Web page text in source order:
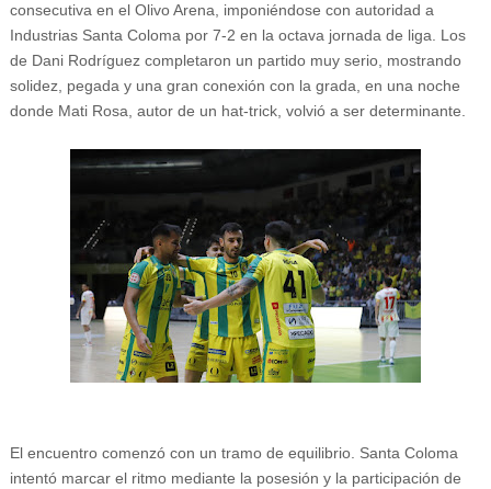
consecutiva en el Olivo Arena, imponiéndose con autoridad a
Industrias Santa Coloma por 7-2 en la octava jornada de liga. Los
de Dani Rodríguez completaron un partido muy serio, mostrando
solidez, pegada y una gran conexión con la grada, en una noche
donde Mati Rosa, autor de un hat-trick, volvió a ser determinante.
El encuentro comenzó con un tramo de equilibrio. Santa Coloma
intentó marcar el ritmo mediante la posesión y la participación de